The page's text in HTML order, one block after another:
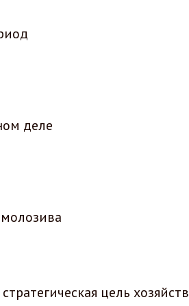
деле
цель хозяйств